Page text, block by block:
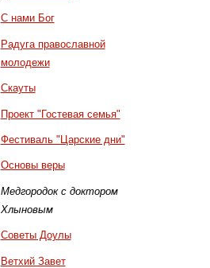
С нами Бог
Радуга православной
молодежи
Скауты
Проект "Гостевая семья"
Фестиваль "Царские дни"
Основы веры
Медгородок с доктором
Хлыновым
Советы Доулы
Ветхий Завет